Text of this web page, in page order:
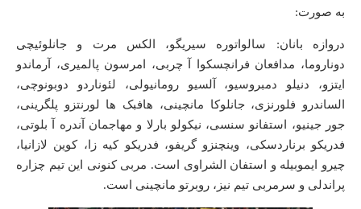
به صورت:
دروازه بانان: سالواتوره سیریگو، الکس مرت و جانلوئیچی
دوناروما، مدافعان فرانچسکوا آ چربی، امرسون پالمیری، آرماندو
ایتزو، دنیلو دمبروسیو، آلسیو رومانیولی، لئوناردو دوبونوچی،
الساندرو فلورنزی، جانلوکا مانچینی، هافبک ها لورنتزو پلگرینی،
جور جینیو، استفانو سنسی، نیکولو بارلا و مهاجمان آندره آ بلوتی،
فدریکو برناردسکی، وینچنزو گریفو، فدریکو کیه زا، کوین لازانیا،
چیرو ایموبیله و استفان الشراوی است. مربی کنونی این تیم چزاره
پراندلی و سرمربی تیم نیز، روبرتو مانچینی است.